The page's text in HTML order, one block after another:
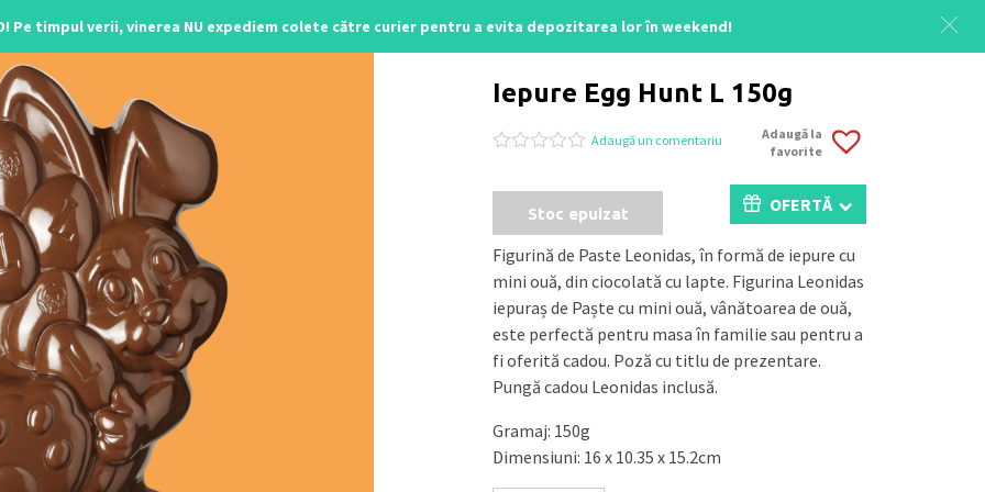
Pe timpul verii, vinerea NU expediem colete către curier pentru a evita depozitarea lor în weekend!
Iepure Egg Hunt L 150g
5
pe
baza
a
evaluări
de
la
clienți
Adaugă un comentariu
Adaugă la
favorite
Stoc epuizat OFERTĂ
Figurină de Paste Leonidas, în formă de iepure cu
mini ouă, din ciocolată cu lapte. Figurina Leonidas
iepuraș de Paște cu mini ouă, vânătoarea de ouă,
este perfectă pentru masa în familie sau pentru a
fi oferită cadou. Poză cu titlu de prezentare.
Pungă cadou Leonidas inclusă.
Gramaj: 150g
Dimensiuni: 16 x 10.35 x 15.2cm